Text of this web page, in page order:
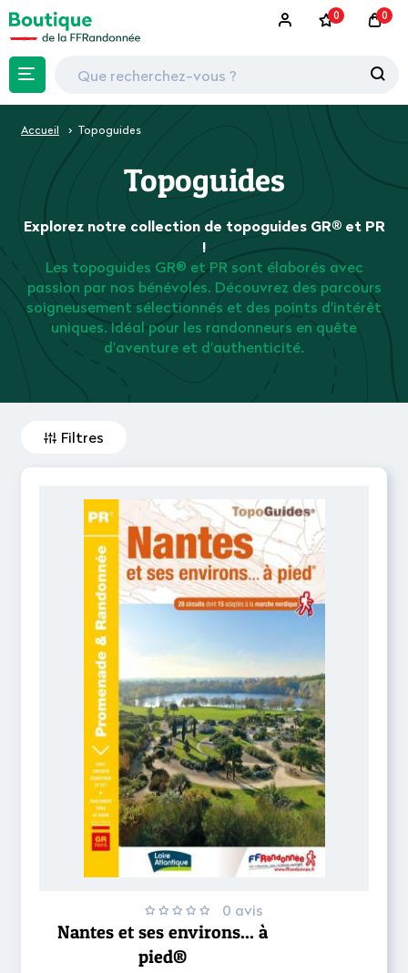
0 0
Accueil Topoguides
Topoguides
Explorez notre collection de topoguides GR® et PR
!
Les topoguides GR® et PR sont élaborés avec
passion par nos bénévoles. Découvrez des parcours
soigneusement sélectionnés et des points d'intérêt
uniques. Idéal pour les randonneurs en quête
d'aventure et d'authenticité.
Filtres
0 avis
Nantes et ses environs... à
pied®